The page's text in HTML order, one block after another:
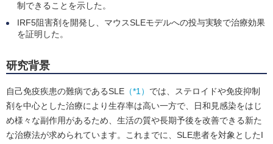
制できることを示した。
IRF5阻害剤を開発し、マウスSLEモデルへの投与実験で治療効果
を証明した。
研究背景
自己免疫疾患の難病であるSLE （*1） では、ステロイドや免疫抑制
剤を中心とした治療により生存率は高い一方で、日和見感染をはじ
め様々な副作用があるため、生活の質や長期予後を改善できる新た
な治療法が求められています。これまでに、SLE患者を対象としたI